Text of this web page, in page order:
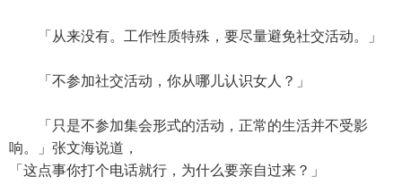
「从来没有。工作性质特殊，要尽量避免社交活动。」
「不参加社交活动，你从哪儿认识女人？」
「只是不参加集会形式的活动，正常的生活并不受影
响。」张文海说道，
「这点事你打个电话就行，为什么要亲自过来？」